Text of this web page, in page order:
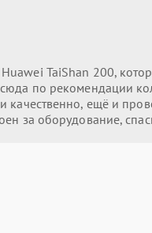
TaiShan 200,
по рекомендации
качественно, ещё и
за оборудование,